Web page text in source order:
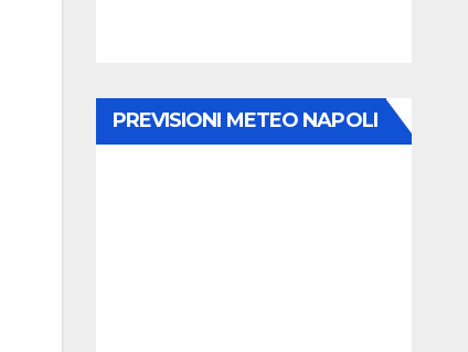
PREVISIONI METEO NAPOLI